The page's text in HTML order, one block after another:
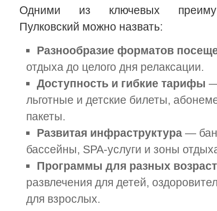
Одними из ключевых
Пулковский можно назвать:
Разнообразие форматов
отдыха до целого дня релаксации.
Доступность и гибкие тарифы
льготные и детские билеты,
пакеты.
Развитая инфраструктура —
бассейны, SPA-услуги и зоны
Программы для разных
развлечения для детей,
для взрослых.